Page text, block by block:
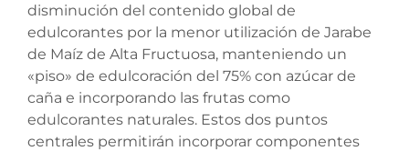
disminución del contenido global de
edulcorantes por la menor utilización de Jarabe
de Maíz de Alta Fructuosa, manteniendo un
«piso» de edulcoración del 75% con azúcar de
caña e incorporando las frutas como
edulcorantes naturales. Estos dos puntos
centrales permitirán incorporar componentes